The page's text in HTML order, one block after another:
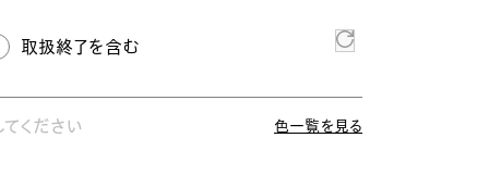
取扱終了を含む
ください 色一覧を見る